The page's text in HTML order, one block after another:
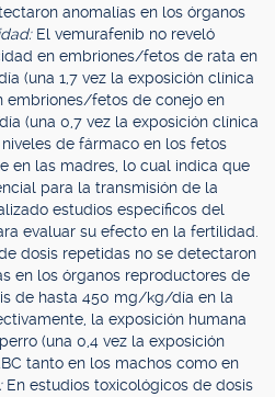
anomalías en los órganos
El vemurafenib no reveló
en embriones/fetos de rata en
(una 1,7 vez la exposición clínica
embriones/fetos de conejo en
(una 0,7 vez la exposición clínica
de fármaco en los fetos
en las madres, lo cual indica que
para la transmisión de la
estudios específicos del
evaluar su efecto en la fertilidad.
dosis repetidas no se detectaron
en los órganos reproductores de
de hasta 450 mg/kg/día en la
la exposición humana
(una 0,4 vez la exposición
tanto en los machos como en
En estudios toxicológicos de dosis